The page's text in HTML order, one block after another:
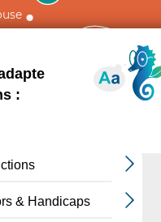
de Protection des données
Consentement